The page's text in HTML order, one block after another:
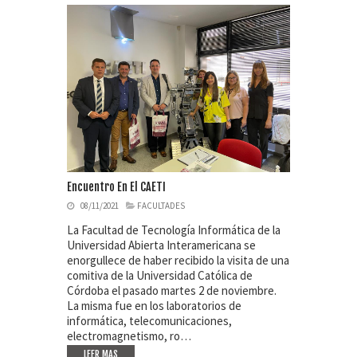
Encuentro En El CAETI
08/11/2021 FACULTADES
La Facultad de Tecnología Informática de la
Universidad Abierta Interamericana se
enorgullece de haber recibido la visita de una
comitiva de la Universidad Católica de
Córdoba el pasado martes 2 de noviembre.
La misma fue en los laboratorios de
informática, telecomunicaciones,
electromagnetismo, ro…
LEER MAS